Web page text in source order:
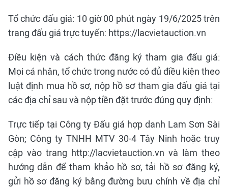
Tổ chức đấu giá: 10 giờ 00 phút ngày 19/6/2025 trên
trang đấu giá trực tuyến: https://lacvietauction.vn
Điều kiện và cách thức đăng ký tham gia đấu giá:
Mọi cá nhân, tổ chức trong nước có đủ điều kiện theo
luật định mua hồ sơ, nộp hồ sơ tham gia đấu giá tại
các địa chỉ sau và nộp tiền đặt trước đúng quy định:
Trực tiếp tại Công ty Đấu giá hợp danh Lam Sơn Sài
Gòn; Công ty TNHH MTV 30-4 Tây Ninh hoặc truy
cập vào trang http://lacvietauction.vn và làm theo
hướng dẫn để tham khảo hồ sơ, tải hồ sơ đăng ký,
gửi hồ sơ đăng ký bằng đường bưu chính về địa chỉ